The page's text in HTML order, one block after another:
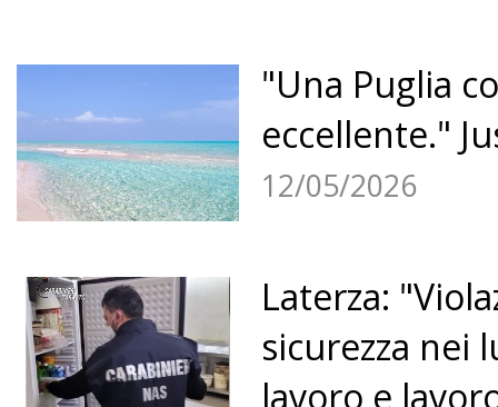
"Una Puglia
eccellente."
12/05/2026
Laterza:
sicurezza nei
lavoro e